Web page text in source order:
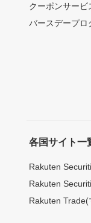
クーポンサービ
バースデープロ
各国サイト一
Rakuten
Rakuten
Rakuten Trade(